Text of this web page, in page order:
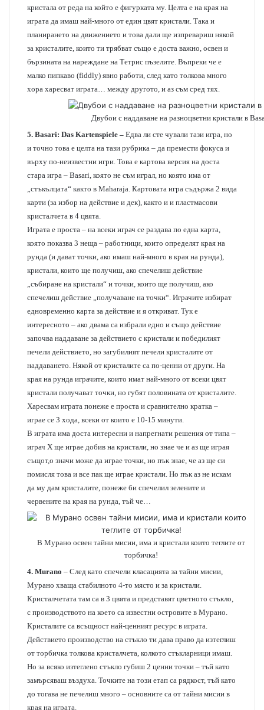
кристала от реда на който е фигурката му. Целта е на края на
играта да имаш най-много от един цвят кристали. Така и
планирането на движението и това дали ще изпревариш някой
за кристалите, които ти трябват също е доста важно, освен и
бързината на нареждане на Тетрис пъзелите. Въпреки че е
малко пипкаво (fiddly) явно работи, след като толкова много
хора харесват играта… между другото, и аз съм сред тях.
Двубои с наддаване на разноцветни кристали в
5. Basari: Das Kartenspiele – Едва ли сте чували тази игра, но
и точно това е целта на тази рубрика – да премести фокуса и
върху по-неизвестни игри. Това е картова версия на доста
стара игра – Basari, която не съм играл, но която има от
„стъкълцата“ както в Maharaja. Картовата игра съдържа 2 вида
карти (за избор на действие и дек), както и и пластмасови
кристалчета в 4 цвята.
Играта е проста – на всеки играч се раздава по една карта,
която показва 3 неща – работници, които определят края на
рунда (и дават точки, ако имаш най-много в края на рунда),
кристали, които ще получиш, ако спечелиш действие
„събиране на кристали“ и точки, които ще получиш, ако
спечелиш действие „получаване на точки“. Играчите избират
едновременно карта за действие и я откриват. Тук е
интересното – ако двама са избрали едно и също действие
започва наддаване за действието с кристали и победилият
печели действието, но загубилият печели кристалите от
наддаването. Някой от кристалите са по-ценни от други. На
края на рунда играчите, които имат най-много от всеки цвят
кристали получават точки, но губят половината от кристалите.
Харесвам играта понеже е проста и сравнително кратка –
играе се 3 хода, всеки от които е 10-15 минути.
В играта има доста интересни и напрегнати решения от типа –
играч X ще играе добив на кристали, но знае че и аз ще играя
същот,о значи може да играе точки, но пък знае, че аз ще си
помисля това и все пак ще играе кристали. Но пък аз не искам
да му дам кристалите, понеже би спечелил зелените и
червените на края на рунда, тъй че…
В Мурано освен тайни мисии, има и кристали които теглите от
торбичка!
4. Murano – След като спечели класацията за тайни мисии,
Мурано хваща стабилното 4-то място и за кристали.
Кристалчетата там са в 3 цвята и представят цветното стъкло,
с производството на което са известни островите в Мурано.
Кристалите са всъщност най-ценният ресурс в играта.
Действието производство на стъкло ти дава право да изтеглиш
от торбичка толкова кристалчета, колкото стъкларници имаш.
Но за всяко изтеглено стъкло губиш 2 ценни точки – тъй като
замърсяваш въздуха. Точките на този етап са рядкост, тъй като
до тогава не печелиш много – основните са от тайни мисии в
края на играта.